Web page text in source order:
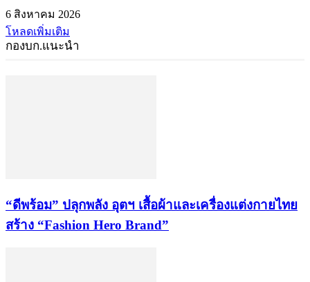
6 สิงหาคม 2026
โหลดเพิ่มเติม
กองบก.แนะนำ
“ดีพร้อม” ปลุกพลัง อุตฯ เสื้อผ้าและเครื่องแต่งกายไทย
สร้าง “Fashion Hero Brand”